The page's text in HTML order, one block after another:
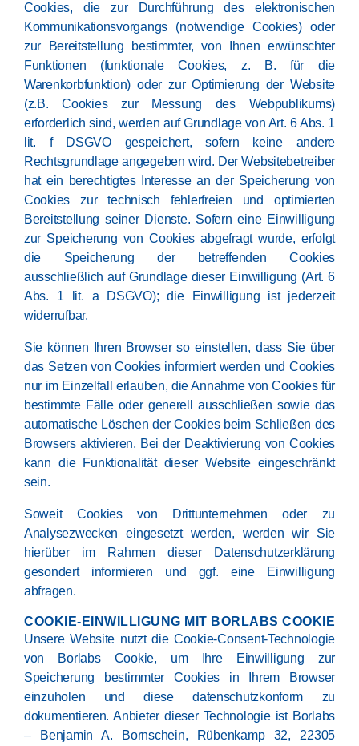
Cookies, die zur Durchführung des elektronischen
Kommunikationsvorgangs (notwendige Cookies) oder
zur Bereitstellung bestimmter, von Ihnen erwünschter
Funktionen (funktionale Cookies, z. B. für die
Warenkorbfunktion) oder zur Optimierung der Website
(z.B. Cookies zur Messung des Webpublikums)
erforderlich sind, werden auf Grundlage von Art. 6 Abs. 1
lit. f DSGVO gespeichert, sofern keine andere
Rechtsgrundlage angegeben wird. Der Websitebetreiber
hat ein berechtigtes Interesse an der Speicherung von
Cookies zur technisch fehlerfreien und optimierten
Bereitstellung seiner Dienste. Sofern eine Einwilligung
zur Speicherung von Cookies abgefragt wurde, erfolgt
die Speicherung der betreffenden Cookies
ausschließlich auf Grundlage dieser Einwilligung (Art. 6
Abs. 1 lit. a DSGVO); die Einwilligung ist jederzeit
widerrufbar.
Sie können Ihren Browser so einstellen, dass Sie über
das Setzen von Cookies informiert werden und Cookies
nur im Einzelfall erlauben, die Annahme von Cookies für
bestimmte Fälle oder generell ausschließen sowie das
automatische Löschen der Cookies beim Schließen des
Browsers aktivieren. Bei der Deaktivierung von Cookies
kann die Funktionalität dieser Website eingeschränkt
sein.
Soweit Cookies von Drittunternehmen oder zu
Analysezwecken eingesetzt werden, werden wir Sie
hierüber im Rahmen dieser Datenschutzerklärung
gesondert informieren und ggf. eine Einwilligung
abfragen.
COOKIE-EINWILLIGUNG MIT BORLABS COOKIE
Unsere Website nutzt die Cookie-Consent-Technologie
von Borlabs Cookie, um Ihre Einwilligung zur
Speicherung bestimmter Cookies in Ihrem Browser
einzuholen und diese datenschutzkonform zu
dokumentieren. Anbieter dieser Technologie ist Borlabs
– Benjamin A. Bornschein, Rübenkamp 32, 22305